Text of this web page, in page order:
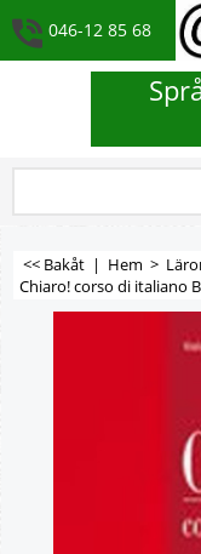
046-12 85 68
<< Bakåt | Hem >
Chiaro! corso di italiano